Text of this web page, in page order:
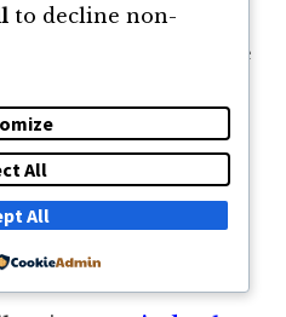
inteligenței artificiale
pentru recomandări de
șiplatforme de analiză
o înțelegere mai
preferințelor clienților
a rămâne
competitiv
to decline non-
All
All